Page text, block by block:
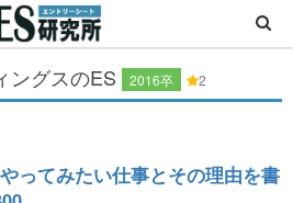
ングスのES 2016卒 2
ってみたい仕事とその理由を書